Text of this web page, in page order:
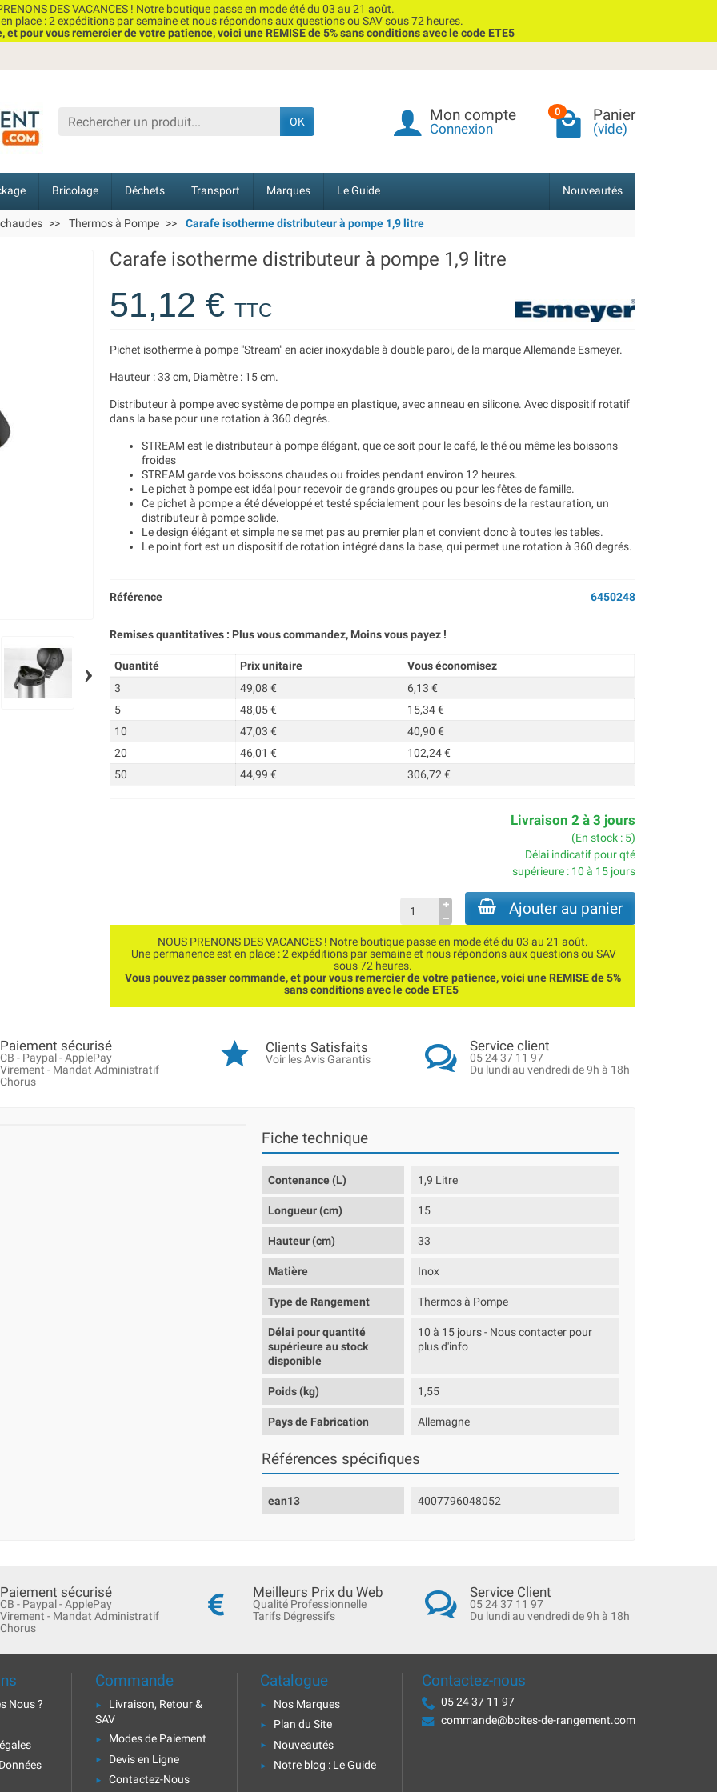
DES VACANCES ! Notre boutique passe en mode été du 03 au 21 août.
place : 2 expéditions par semaine et nous répondons aux questions ou SAV sous 72 heures.
et pour vous remercier de votre patience, voici une REMISE de 5% sans conditions avec le code ETE5
OK Mon compte
Connexion
0 Panier
(vide)
Bricolage Déchets Transport Marques Le Guide Nouveautés
Thermos à Pompe Carafe isotherme distributeur à pompe 1,9 litre
›
Carafe isotherme distributeur à pompe 1,9 litre
51,12 €TTC
Pichet isotherme à pompe "Stream" en acier inoxydable à double paroi, de la marque Allemande Esmeyer.
Hauteur : 33 cm, Diamètre : 15 cm.
Distributeur à pompe avec système de pompe en plastique, avec anneau en silicone. Avec dispositif rotatif
dans la base pour une rotation à 360 degrés.
STREAM est le distributeur à pompe élégant, que ce soit pour le café, le thé ou même les boissons
froides
STREAM garde vos boissons chaudes ou froides pendant environ 12 heures.
Le pichet à pompe est idéal pour recevoir de grands groupes ou pour les fêtes de famille.
Ce pichet à pompe a été développé et testé spécialement pour les besoins de la restauration, un
distributeur à pompe solide.
Le design élégant et simple ne se met pas au premier plan et convient donc à toutes les tables.
Le point fort est un dispositif de rotation intégré dans la base, qui permet une rotation à 360 degrés.
Référence 6450248
Remises quantitatives : Plus vous commandez, Moins vous payez !
Quantité Prix unitaire
Vous économisez
3
49,08 €
6,13 €
5
48,05 €
15,34 €
10
47,03 €
40,90 €
20
46,01 €
102,24 €
50
44,99 € 306,72 €
Livraison 2 à 3 jours
(En stock : 5)
Délai indicatif pour qté
supérieure : 10 à 15 jours
Ajouter au panier
NOUS PRENONS DES VACANCES ! Notre boutique passe en mode été du 03 au 21 août.
Une permanence est en place : 2 expéditions par semaine et nous répondons aux questions ou SAV
sous 72 heures.
Vous pouvez passer commande, et pour vous remercier de votre patience, voici une REMISE de 5%
sans conditions avec le code ETE5
Paiement sécurisé
CB - Paypal - ApplePay
Virement - Mandat Administratif
Chorus
Clients Satisfaits
Voir les Avis Garantis
Service client
05 24 37 11 97
Du lundi au vendredi de 9h à 18h
Fiche technique
Contenance (L) 1,9 Litre
Longueur (cm) 15
Hauteur (cm) 33
Matière Inox
Type de Rangement Thermos à Pompe
Délai pour quantité
supérieure au stock
disponible
10 à 15 jours - Nous contacter pour
plus d'info
Poids (kg) 1,55
Pays de Fabrication Allemagne
Références spécifiques
ean13 4007796048052
Paiement sécurisé
CB - Paypal - ApplePay
Virement - Mandat Administratif
Chorus
Meilleurs Prix du Web
Qualité Professionnelle
Tarifs Dégressifs
Service Client
05 24 37 11 97
Du lundi au vendredi de 9h à 18h
Nous ?
Commande
Livraison, Retour &
SAV
Modes de Paiement
Devis en Ligne
Contactez-Nous
Catalogue
Nos Marques
Plan du Site
Nouveautés
Notre blog : Le Guide
Contactez-nous
05 24 37 11 97
commande@boites-de-rangement.com